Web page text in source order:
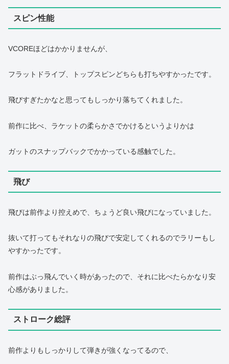
スピン性能
VCOREほどはかかりませんが、
フラットドライブ、トップスピンどちらも打ちやすかったです。
飛びすぎたかなと思ってもしっかり落ちてくれました。
前作に比べ、ラケットの柔らかさでかけるというよりかは
ガットのスナップバックでかかっている感触でした。
飛び
飛びは前作より控えめで、ちょうど良い飛びになっていました。
抜いて打ってもそれなりの飛びで安定してくれるのでラリーもし
やすかったです。
前作はぶっ飛んでいく時があったので、それに比べたらかなり安
心感がありました。
ストローク総評
前作よりもしっかりして弾きが強くなってるので、